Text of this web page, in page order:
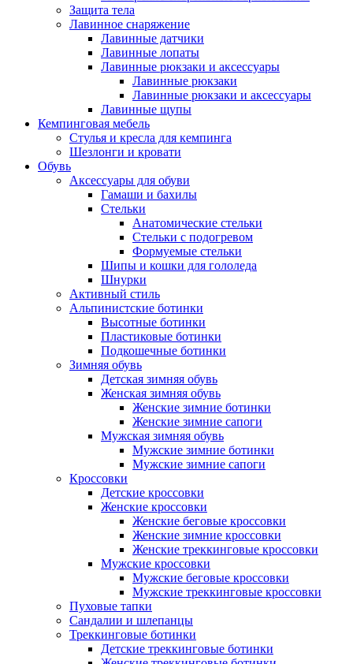
Защита тела
Лавинное снаряжение
Лавинные датчики
Лавинные лопаты
Лавинные рюкзаки и аксессуары
Лавинные рюкзаки
Лавинные рюкзаки и аксессуары
Лавинные щупы
Кемпинговая мебель
Стулья и кресла для кемпинга
Шезлонги и кровати
Обувь
Аксессуары для обуви
Гамаши и бахилы
Стельки
Анатомические стельки
Стельки с подогревом
Формуемые стельки
Шипы и кошки для гололеда
Шнурки
Активный стиль
Альпинистские ботинки
Высотные ботинки
Пластиковые ботинки
Подкошечные ботинки
Зимняя обувь
Детская зимняя обувь
Женская зимняя обувь
Женские зимние ботинки
Женские зимние сапоги
Мужская зимняя обувь
Мужские зимние ботинки
Мужские зимние сапоги
Кроссовки
Детские кроссовки
Женские кроссовки
Женские беговые кроссовки
Женские зимние кроссовки
Женские треккинговые кроссовки
Мужские кроссовки
Мужские беговые кроссовки
Мужские треккинговые кроссовки
Пуховые тапки
Сандалии и шлепанцы
Треккинговые ботинки
Детские треккинговые ботинки